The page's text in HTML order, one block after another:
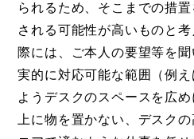
られるため、そこまでの措
される可能性が高いものと
際には、ご本人の要望等を
実的に対応可能な範囲（例
ようデスクのスペースを広
上に物を置かない、デスク